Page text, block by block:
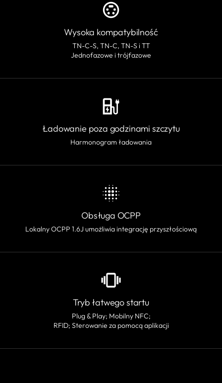
Wysoka kompatybilność
TN-C-S, TN-C, TN-S i TT
Jednofazowe i trójfazowe
Ładowanie poza godzinami szczytu
Harmonogram ładowania
Obsługa OCPP
Lokalny OCPP 1.6J umożliwia integrację przyszłościową
Tryb łatwego startu
Plug & Play; Mobilny NFC;
RFID; Sterowanie za pomocą aplikacji